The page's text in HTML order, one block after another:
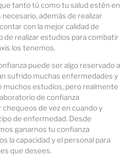
tanto tú como tu salud estén en
además de realizar
con la mejor calidad de
de realizar estudios para combatir
los tenemos.
puede ser algo reservado a
sufrido muchas enfermedades y
muchos estudios, pero realmente
de confianza
de vez en cuando y
de enfermedad. Desde
ganarnos tu confianza
la capacidad y el personal para
que desees.